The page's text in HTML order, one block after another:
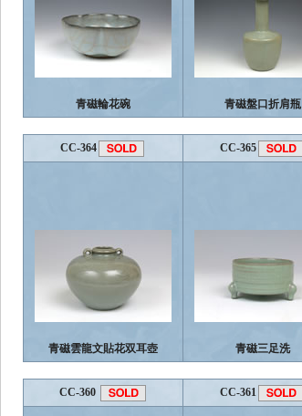
青磁輪花碗 青磁盤口折肩瓶
CC-364 CC-365
青磁雲龍文貼花双耳壺 青磁三足洗
CC-360 CC-361